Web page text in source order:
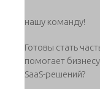
нашу команду!
Готовы стать
помогает
SaaS-решений?